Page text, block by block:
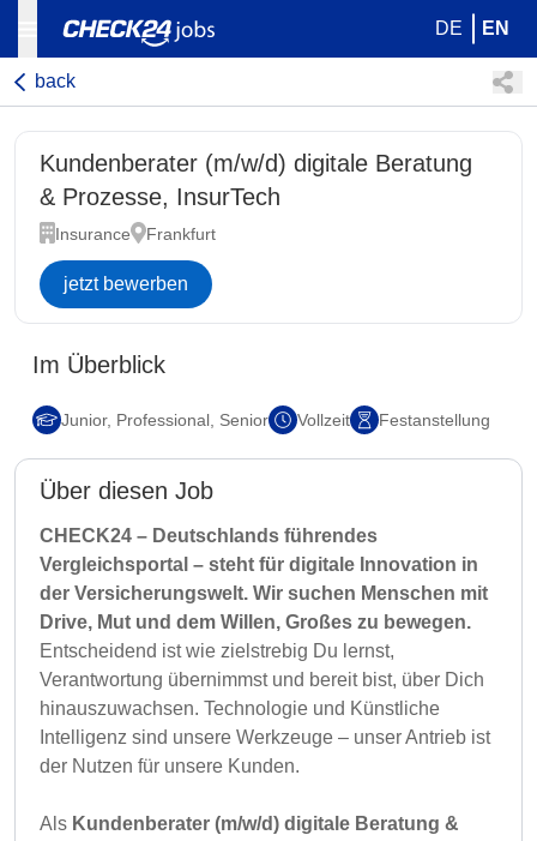
DE EN
back
Kundenberater (m/w/d) digitale Beratung
& Prozesse, InsurTech
Insurance Frankfurt
jetzt bewerben
Im Überblick
Junior, Professional, Senior Vollzeit Festanstellung
Über diesen Job
CHECK24 – Deutschlands führendes
Vergleichsportal – steht für digitale Innovation in
der Versicherungswelt. Wir suchen Menschen mit
Drive, Mut und dem Willen, Großes zu bewegen.
Entscheidend ist wie zielstrebig Du lernst,
Verantwortung übernimmst und bereit bist, über Dich
hinauszuwachsen. Technologie und Künstliche
Intelligenz sind unsere Werkzeuge – unser Antrieb ist
der Nutzen für unsere Kunden.
Als Kundenberater (m/w/d) digitale Beratung &